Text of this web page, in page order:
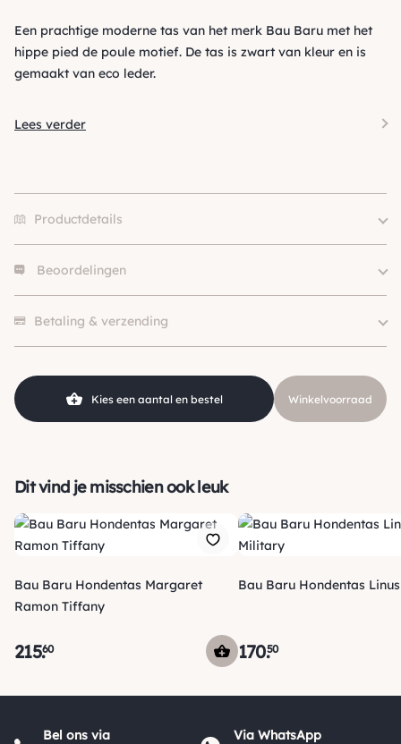
Een prachtige moderne tas van het merk Bau Baru met het
hippe pied de poule motief. De tas is zwart van kleur en is
gemaakt van eco leder.
Lees verder
Productdetails
Hondgrootte
Kleur
Zwart
Merk
Beoordelingen
Betaling & verzending
Verzending
Je ontvangt een track & trace code van ons zodat je je
Kies een aantal en bestel Winkelvoorraad
Dit vind je misschien ook leuk
Bau Baru Hondentas Margaret
Ramon Tiffany
215.60
Bau Baru Hondentas
170.50
Bel ons via
Via WhatsApp